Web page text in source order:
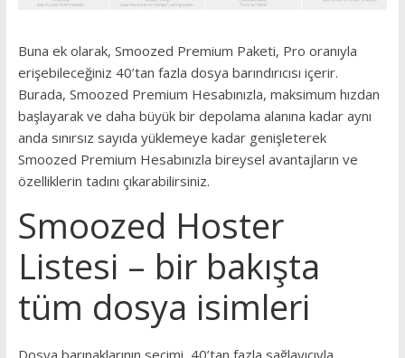
Buna ek olarak, Smoozed Premium Paketi, Pro oranıyla
erişebileceğiniz 40’tan fazla dosya barındırıcısı içerir.
Burada, Smoozed Premium Hesabınızla, maksimum hızdan
başlayarak ve daha büyük bir depolama alanına kadar aynı
anda sınırsız sayıda yüklemeye kadar genişleterek
Smoozed Premium Hesabınızla bireysel avantajların ve
özelliklerin tadını çıkarabilirsiniz.
Smoozed Hoster
Listesi – bir bakışta
tüm dosya isimleri
Dosya barınaklarının seçimi, 40’tan fazla sağlayıcıyla